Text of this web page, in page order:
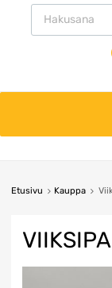
Products
content
Etusivu Kauppa